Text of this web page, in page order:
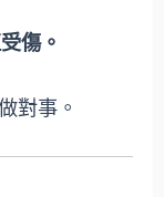
傷。
對事。